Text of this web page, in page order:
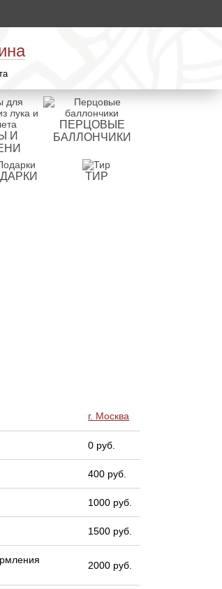
И
ПЕРЦОВЫЕ
БАЛЛОНЧИКИ
ТИР
г. Москва
0 руб.
400 руб.
1000 руб.
1500 руб.
2000 руб.